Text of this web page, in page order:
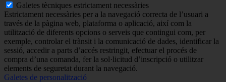
Galetes tècniques estrictament necessàries
Estrictament necessàries per a la navegació correcta de l’usuari a
través de la pàgina web, plataforma o aplicació, així com la
utilització de diferents opcions o serveis que contingui com, per
exemple, controlar el trànsit i la comunicació de dades, identificar la
sessió, accedir a parts d’accés restringit, efectuar el procés de
compra d’una comanda, fer la sol·licitud d’inscripció o utilitzar
elements de seguretat durant la navegació.
Galetes de personalització